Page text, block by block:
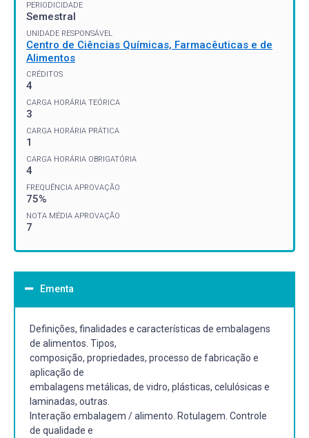
PERIODICIDADE
Semestral
UNIDADE RESPONSÁVEL
Centro de Ciências Químicas, Farmacêuticas e de
Alimentos
CRÉDITOS
4
CARGA HORÁRIA TEÓRICA
3
CARGA HORÁRIA PRÁTICA
1
CARGA HORÁRIA OBRIGATÓRIA
4
FREQUÊNCIA APROVAÇÃO
75%
NOTA MÉDIA APROVAÇÃO
7
Ementa
Definições, finalidades e características de embalagens
de alimentos. Tipos,
composição, propriedades, processo de fabricação e
aplicação de
embalagens metálicas, de vidro, plásticas, celulósicas e
laminadas, outras.
Interação embalagem / alimento. Rotulagem. Controle
de qualidade e